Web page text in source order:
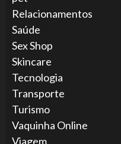
Relacionamentos
Saúde
Sex Shop
Skincare
Tecnologia
Transporte
Turismo
Vaquinha Online
Viagem